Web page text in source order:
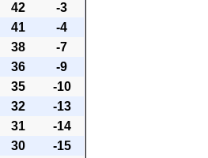
42
-3
41
-4
38
-7
36
-9
35
-10
32
-13
31
-14
30
-15